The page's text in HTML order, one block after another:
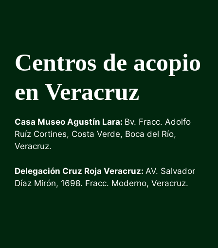
Centros de acopio
en Veracruz
Casa Museo Agustín Lara: Bv. Fracc. Adolfo
Ruíz Cortines, Costa Verde, Boca del Río,
Veracruz.
Delegación Cruz Roja Veracruz: AV. Salvador
Díaz Mirón, 1698. Fracc. Moderno, Veracruz.